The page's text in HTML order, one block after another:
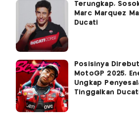
Terungkap,
Marc Marquez
Ducati
Posisinya
MotoGP 2025,
Ungkap
Tinggalkan